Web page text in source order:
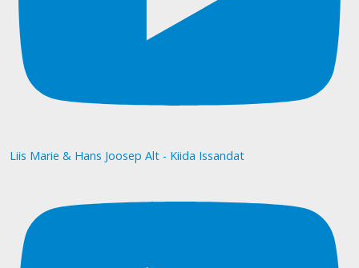
Liis Marie & Hans Joosep Alt - Kiida Issandat